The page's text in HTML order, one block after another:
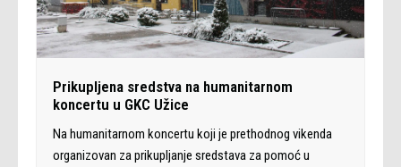
Prikupljena sredstva na humanitarnom
koncertu u GKC Užice
Na humanitarnom koncertu koji je prethodnog vikenda
organizovan za prikupljanje sredstava za pomoć u